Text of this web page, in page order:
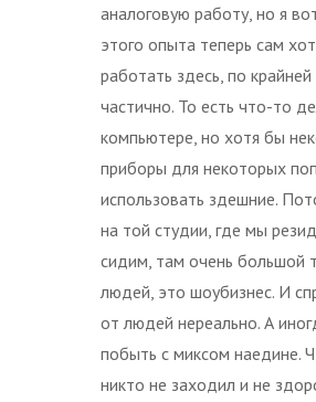
аналоговую работу, но я
этого опыта теперь сам
работать здесь, по крайней
частично. То есть что-то
компьютере, но хотя бы
приборы для некоторых
использовать здешние.
на той студии, где мы
сидим, там очень большой
людей, это шоубизнес. И
от людей нереально. А
побыть с миксом наедине.
никто не заходил и не